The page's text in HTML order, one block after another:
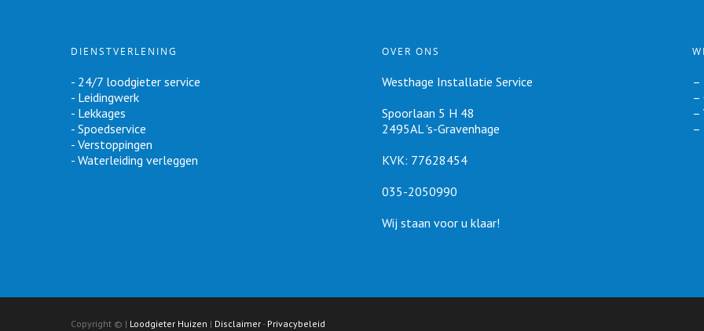
DIENSTVERLENING
- 24/7 loodgieter service
- Leidingwerk
- Lekkages
- Spoedservice
- Verstoppingen
- Waterleiding verleggen
OVER ONS
Westhage Installatie Service
Spoorlaan 5 H 48
2495AL 's-Gravenhage
KVK: 77628454
035-2050990
Wij staan voor u klaar!
–
–
–
–
Copyright © | Loodgieter Huizen | Disclaimer - Privacybeleid